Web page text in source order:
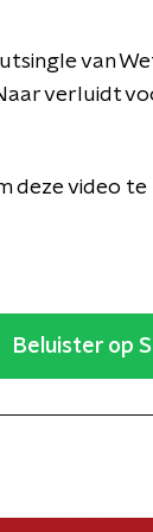
van
verluidt
deze video
Beluister op